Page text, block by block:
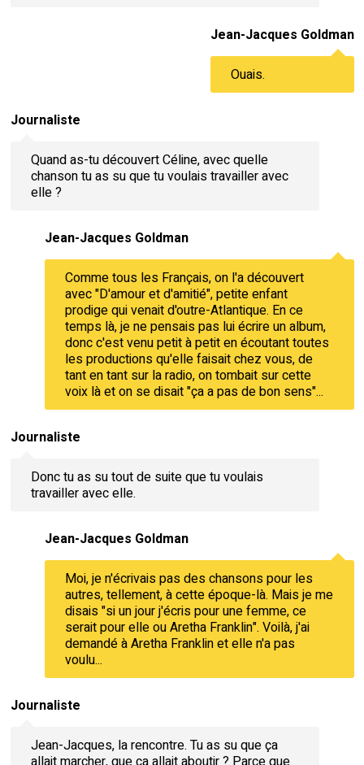
Jean-Jacques Goldman
Ouais.
Journaliste
Quand as-tu découvert Céline, avec quelle
chanson tu as su que tu voulais travailler avec
elle ?
Jean-Jacques Goldman
Comme tous les Français, on l'a découvert
avec "D'amour et d'amitié", petite enfant
prodige qui venait d'outre-Atlantique. En ce
temps là, je ne pensais pas lui écrire un album,
donc c'est venu petit à petit en écoutant toutes
les productions qu'elle faisait chez vous, de
tant en tant sur la radio, on tombait sur cette
voix là et on se disait "ça a pas de bon sens"...
Journaliste
Donc tu as su tout de suite que tu voulais
travailler avec elle.
Jean-Jacques Goldman
Moi, je n'écrivais pas des chansons pour les
autres, tellement, à cette époque-là. Mais je me
disais "si un jour j'écris pour une femme, ce
serait pour elle ou Aretha Franklin". Voilà, j'ai
demandé à Aretha Franklin et elle n'a pas
voulu...
Journaliste
Jean-Jacques, la rencontre. Tu as su que ça